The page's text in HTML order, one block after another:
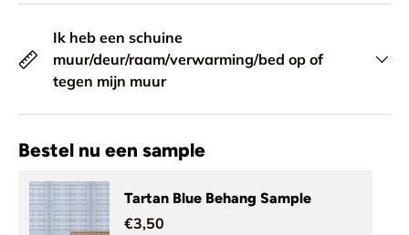
Ik heb een schuine
muur/deur/raam/verwarming/bed op of
tegen mijn muur
Bestel nu een sample
Tartan Blue Behang Sample
€3,50